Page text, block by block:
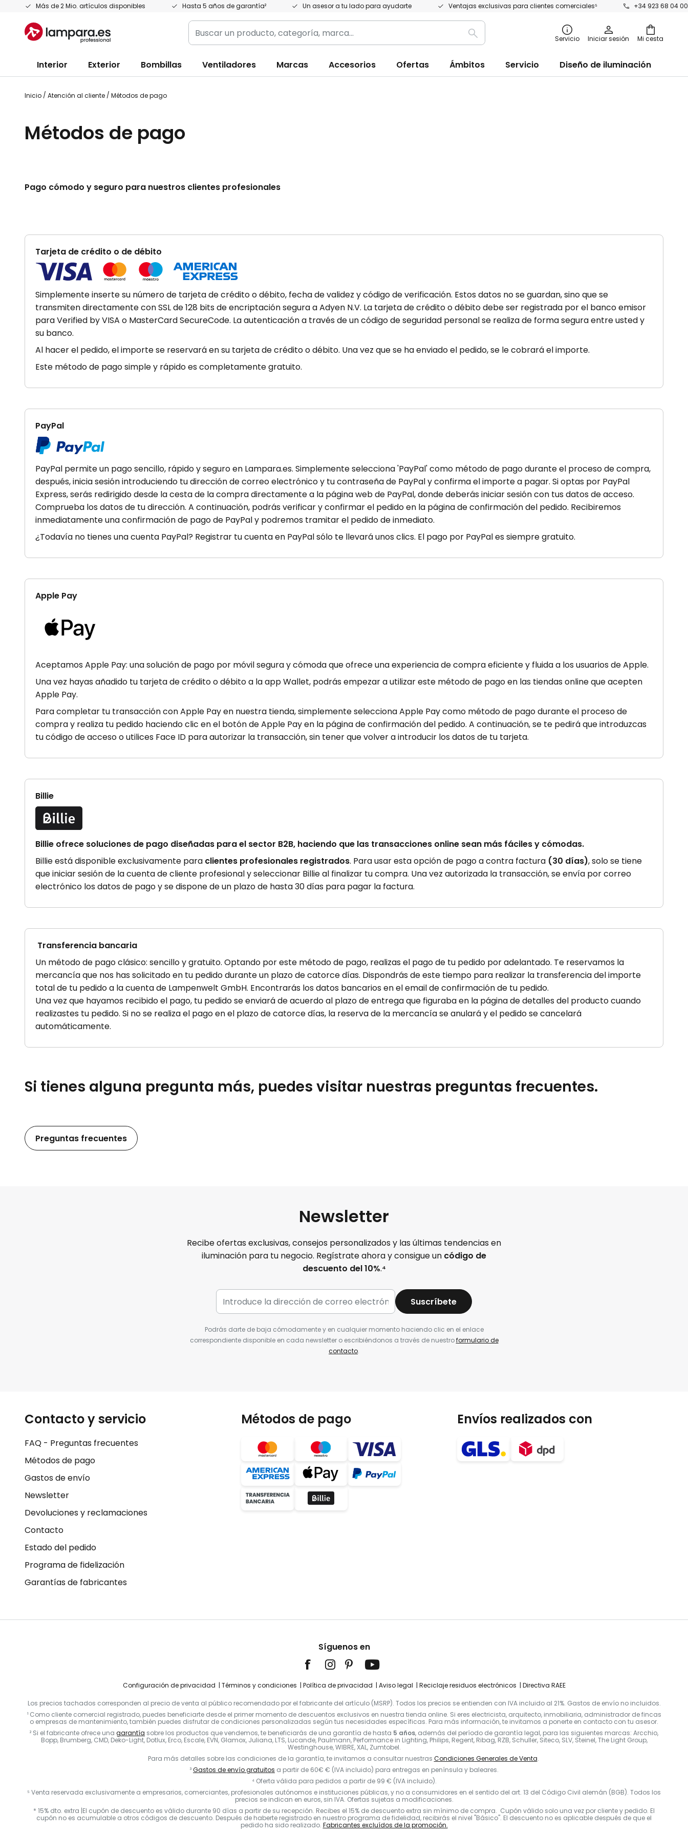
Más de 2 Mio. artículos disponibles Hasta 5 años de garantía² Un asesor a tu lado para ayudarte Ventajas exclusivas para clientes comerciales⁵ +34 923 68 04 00
Ir
contenido
Mi cesta
Buscar
un
categoría,
marca...
Buscar Servicio Iniciar sesión
Interior Exterior Bombillas Ventiladores Marcas Accesorios Ofertas Ámbitos Servicio Diseño de iluminación
Inicio Atención al cliente Métodos de pago
Métodos de pago
Pago cómodo y seguro para nuestros clientes profesionales
Tarjeta de crédito o de débito
Simplemente inserte su número de tarjeta de crédito o débito, fecha de validez y código de verificación. Estos datos no se guardan, sino que se
transmiten directamente con SSL de 128 bits de encriptación segura a Adyen N.V. La tarjeta de crédito o débito debe ser registrada por el banco emisor
para Verified by VISA o MasterCard SecureCode. La autenticación a través de un código de seguridad personal se realiza de forma segura entre usted y
su banco.
Al hacer el pedido, el importe se reservará en su tarjeta de crédito o débito. Una vez que se ha enviado el pedido, se le cobrará el importe.
Este método de pago simple y rápido es completamente gratuito.
PayPal
PayPal permite un pago sencillo, rápido y seguro en Lampara.es. Simplemente selecciona 'PayPal' como método de pago durante el proceso de compra,
después, inicia sesión introduciendo tu dirección de correo electrónico y tu contraseña de PayPal y confirma el importe a pagar. Si optas por PayPal
Express, serás redirigido desde la cesta de la compra directamente a la página web de PayPal, donde deberás iniciar sesión con tus datos de acceso.
Comprueba los datos de tu dirección. A continuación, podrás verificar y confirmar el pedido en la página de confirmación del pedido. Recibiremos
inmediatamente una confirmación de pago de PayPal y podremos tramitar el pedido de inmediato.
¿Todavía no tienes una cuenta PayPal? Registrar tu cuenta en PayPal sólo te llevará unos clics. El pago por PayPal es siempre gratuito.
Apple Pay
Aceptamos Apple Pay: una solución de pago por móvil segura y cómoda que ofrece una experiencia de compra eficiente y fluida a los usuarios de Apple.
Una vez hayas añadido tu tarjeta de crédito o débito a la app Wallet, podrás empezar a utilizar este método de pago en las tiendas online que acepten
Apple Pay.
Para completar tu transacción con Apple Pay en nuestra tienda, simplemente selecciona Apple Pay como método de pago durante el proceso de
compra y realiza tu pedido haciendo clic en el botón de Apple Pay en la página de confirmación del pedido. A continuación, se te pedirá que introduzcas
tu código de acceso o utilices Face ID para autorizar la transacción, sin tener que volver a introducir los datos de tu tarjeta.
Billie
Billie ofrece soluciones de pago diseñadas para el sector B2B, haciendo que las transacciones online sean más fáciles y cómodas.
Billie está disponible exclusivamente para clientes profesionales registrados. Para usar esta opción de pago a contra factura (30 días), solo se tiene
que iniciar sesión de la cuenta de cliente profesional y seleccionar Billie al finalizar tu compra. Una vez autorizada la transacción, se envía por correo
electrónico los datos de pago y se dispone de un plazo de hasta 30 días para pagar la factura.
Transferencia bancaria
Un método de pago clásico: sencillo y gratuito. Optando por este método de pago, realizas el pago de tu pedido por adelantado. Te reservamos la
mercancía que nos has solicitado en tu pedido durante un plazo de catorce días. Dispondrás de este tiempo para realizar la transferencia del importe
total de tu pedido a la cuenta de Lampenwelt GmbH. Encontrarás los datos bancarios en el email de confirmación de tu pedido.
Una vez que hayamos recibido el pago, tu pedido se enviará de acuerdo al plazo de entrega que figuraba en la página de detalles del producto cuando
realizastes tu pedido. Si no se realiza el pago en el plazo de catorce días, la reserva de la mercancía se anulará y el pedido se cancelará
automáticamente.
Si tienes alguna pregunta más, puedes visitar nuestras preguntas frecuentes.
Preguntas frecuentes
Newsletter
Recibe ofertas exclusivas, consejos personalizados y las últimas tendencias en
iluminación para tu negocio. Regístrate ahora y consigue un código de
descuento del 10%.⁴
Suscríbete
Podrás darte de baja cómodamente y en cualquier momento haciendo clic en el enlace
correspondiente disponible en cada newsletter o escribiéndonos a través de nuestroformulario de
contacto.
Contacto y servicio
FAQ - Preguntas frecuentes
Métodos de pago
Gastos de envío
Newsletter
Devoluciones y reclamaciones
Contacto
Estado del pedido
Programa de fidelización
Garantías de fabricantes
Métodos de pago Envíos realizados con
Síguenos en
Configuración de privacidad Términos y condiciones Política de privacidad Aviso legal Reciclaje residuos electrónicos Directiva RAEE
Los precios tachados corresponden al precio de venta al público recomendado por el fabricante del artículo (MSRP). Todos los precios se entienden con IVA incluido al 21%. Gastos de envío no incluidos.
¹ Como cliente comercial registrado, puedes beneficiarte desde el primer momento de descuentos exclusivos en nuestra tienda online. Si eres electricista, arquitecto, inmobiliaria, administrador de fincas
o empresas de mantenimiento, también puedes disfrutar de condiciones personalizadas según tus necesidades específicas. Para más información, te invitamos a ponerte en contacto con tu asesor.
² Si el fabricante ofrece una garantía sobre los productos que vendemos, te beneficiarás de una garantía de hasta 5 años, además del período de garantía legal, para las siguientes marcas: Arcchio,
Bopp, Brumberg, CMD, Deko-Light, Dotlux, Erco, Escale, EVN, Glamox, Juliana, LTS, Lucande, Paulmann, Performance in Lighting, Philips, Regent, Ribag, RZB, Schuller, Siteco, SLV, Steinel, The Light Group,
Westinghouse, WIBRE, XAL, Zumtobel.
Para más detalles sobre las condiciones de la garantía, te invitamos a consultar nuestras Condiciones Generales de Venta.
³Gastos de envío gratuitos a partir de 60€ € (IVA incluido) para entregas en península y baleares.
⁴ Oferta válida para pedidos a partir de 99 € (IVA incluido).
⁵ Venta reservada exclusivamente a empresarios, comerciantes, profesionales autónomos e instituciones públicas, y no a consumidores en el sentido del art. 13 del Código Civil alemán (BGB). Todos los
precios se indican en euros, sin IVA. Ofertas sujetas a modificaciones.
* 15% dto. extra |El cupón de descuento es válido durante 90 días a partir de su recepción. Recibes el 15% de descuento extra sin mínimo de compra. Cupón válido solo una vez por cliente y pedido. El
cupón no es acumulable a otros códigos de descuento. Después de haberte registrado en nuestro programa de fidelidad, recibirás el nivel "Básico". El descuento no es aplicable después de que el
pedido ha sido realizado. Fabricantes excluídos de la promoción.